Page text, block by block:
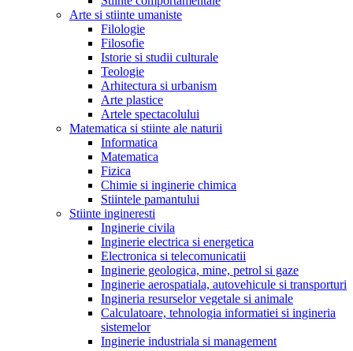
Arte si stiinte umaniste
Filologie
Filosofie
Istorie si studii culturale
Teologie
Arhitectura si urbanism
Arte plastice
Artele spectacolului
Matematica si stiinte ale naturii
Informatica
Matematica
Fizica
Chimie si inginerie chimica
Stiintele pamantului
Stiinte ingineresti
Inginerie civila
Inginerie electrica si energetica
Electronica si telecomunicatii
Inginerie geologica, mine, petrol si gaze
Inginerie aerospatiala, autovehicule si transporturi
Ingineria resurselor vegetale si animale
Calculatoare, tehnologia informatiei si ingineria
sistemelor
Inginerie industriala si management